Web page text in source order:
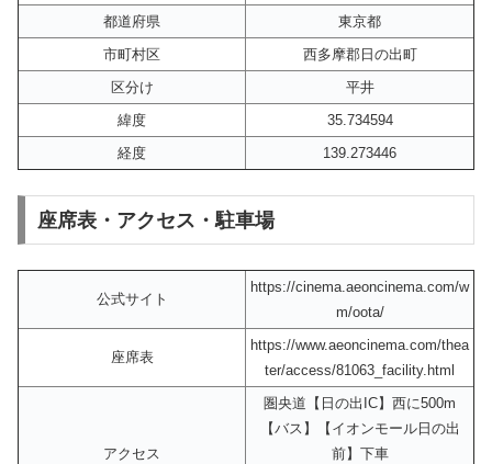
都道府県
東京都
市町村区
西多摩郡日の出町
区分け
平井
緯度
35.734594
経度
139.273446
座席表・アクセス・駐車場
公式サイト
https://cinema.aeoncinema.com/w
m/oota/
座席表
https://www.aeoncinema.com/thea
ter/access/81063_facility.html
アクセス
圏央道【日の出IC】西に500m
【バス】【イオンモール日の出
前】下車